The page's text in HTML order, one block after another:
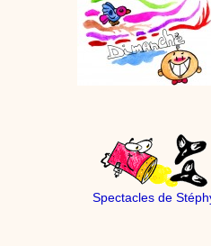
Spectacles de